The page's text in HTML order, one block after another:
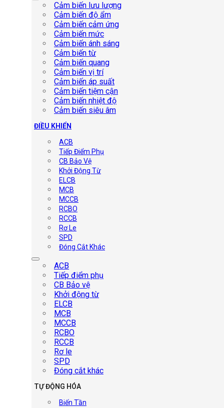
Cảm biến lưu lượng
Cảm biến độ ẩm
Cảm biến cảm ứng
Cảm biến mức
Cảm biến ánh sáng
Cảm biến từ
Cảm biến quang
Cảm biến vị trí
Cảm biến áp suất
Cảm biến tiệm cận
Cảm biến nhiệt độ
Cảm biến siêu âm
ĐIỀU KHIỂN
ACB
Tiếp Điểm Phụ
CB Bảo Vệ
Khởi Động Từ
ELCB
MCB
MCCB
RCBO
RCCB
Rơ Le
SPD
Đóng Cắt Khác
ACB
Tiếp điểm phụ
CB Bảo vệ
Khởi động từ
ELCB
MCB
MCCB
RCBO
RCCB
Rơ le
SPD
Đóng cắt khác
TỰ ĐỘNG HÓA
Biến Tần